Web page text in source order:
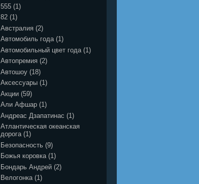
555 (1)
82 (1)
Австралия (2)
Автомобиль года (1)
Автомобильный цвет года (1)
Автопремия (2)
Автошоу (18)
Аксессуары (1)
Акции (59)
Али Афшар (1)
Андреас Дзапатинас (1)
Атлантическая океанская
дорога (1)
Безопасность (9)
Божья коровка (1)
Бондарь Андрей (2)
Велогонка (1)